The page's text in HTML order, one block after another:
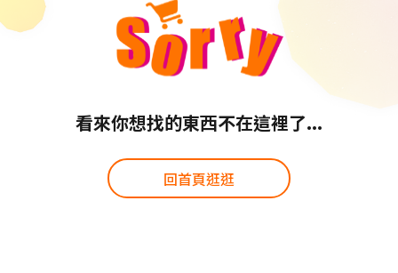
看來你想找的東西不在這裡了...
回首頁逛逛